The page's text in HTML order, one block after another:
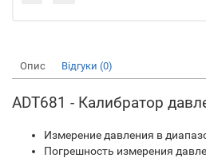
Опис Відгуки (0)
ADT681 - Калибратор
Измерение давления в
Погрешность измерения